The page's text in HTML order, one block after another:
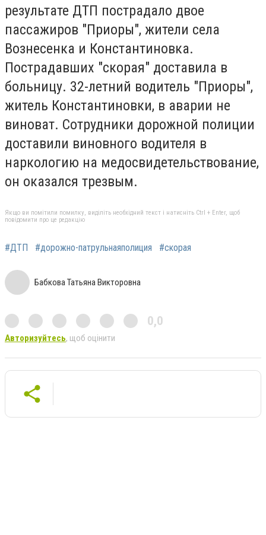
результате ДТП пострадало двое
пассажиров "Приоры", жители села
Вознесенка и Константиновка.
Пострадавших "скорая" доставила в
больницу. 32-летний водитель "Приоры",
житель Константиновки, в аварии не
виноват. Сотрудники дорожной полиции
доставили виновного водителя в
наркологию на медосвидетельствование,
он оказался трезвым.
Якщо ви помітили помилку, виділіть необхідний текст і натисніть Ctrl + Enter, щоб
повідомити про це редакцію
#ДТП #дорожно-патрульнаяполиция #скорая
Бабкова Татьяна Викторовна
0,0
Авторизуйтесь, щоб оцінити